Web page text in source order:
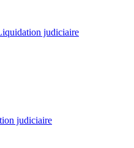
judiciaire
judiciaire